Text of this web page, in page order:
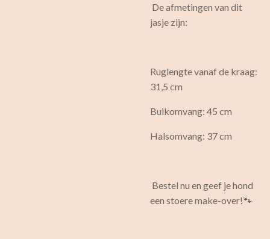
De afmetingen van dit
jasje zijn:
Ruglengte vanaf de kraag:
31,5 cm
Buikomvang: 45 cm
Halsomvang: 37 cm
Bestel nu en geef je hond
een stoere make-over!🐾